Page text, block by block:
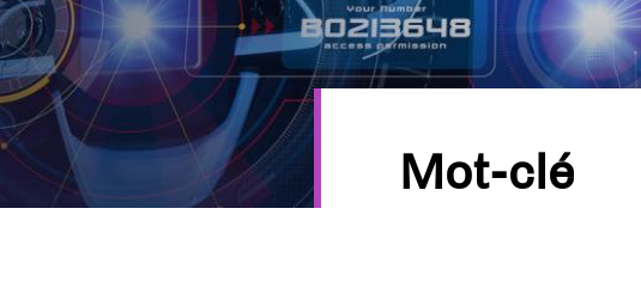
Mot-clé